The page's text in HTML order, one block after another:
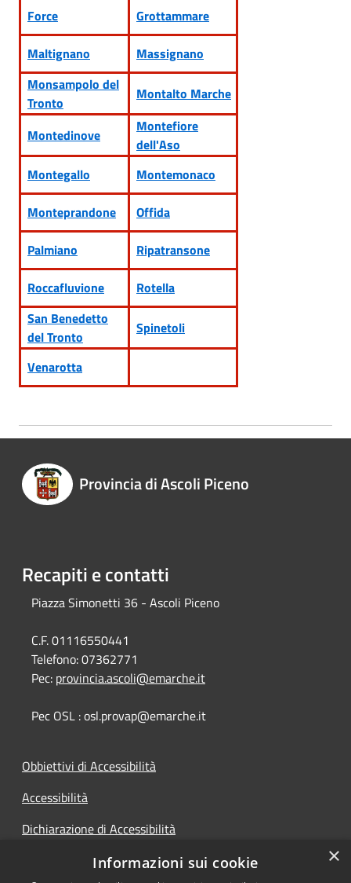
Force
Grottammare
Maltignano
Massignano
Monsampolo del
Tronto
Montalto Marche
Montedinove
Montefiore
dell'Aso
Montegallo
Montemonaco
Monteprandone
Offida
Palmiano
Ripatransone
Roccafluvione
Rotella
San Benedetto
del Tronto
Spinetoli
Venarotta
Provincia di Ascoli Piceno
Recapiti e contatti
Piazza Simonetti 36 - Ascoli Piceno
C.F. 01116550441
Telefono:07362771
Pec: provincia.ascoli@emarche.it
Pec OSL : osl.provap@emarche.it
Obbiettivi di Accessibilità
Accessibilità
Dichiarazione di Accessibilità
Accesso Civico
×
Informazioni sui cookie